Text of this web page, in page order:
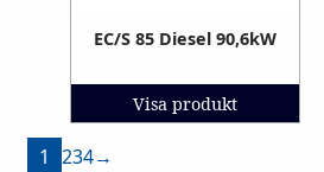
EC/S 85 Diesel 90,6kW
Visa produkt
1 234→